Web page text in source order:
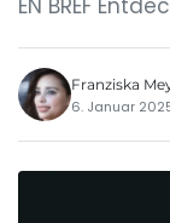
EN BREF
Franziska
6. Januar